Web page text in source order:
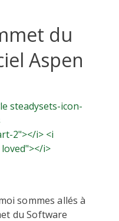
du
Aspen
steadysets-icon-
2"></i> <i
i>
sommes allés à
du Software